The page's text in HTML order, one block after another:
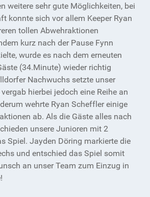
weitere sehr gute Möglichkeiten, bei
konnte sich vor allem Keeper Ryan
tollen Abwehraktionen
kurz nach der Pause Fynn
wurde es nach dem erneuten
(34.Minute) wieder richtig
Nachwuchs setzte unser
hierbei jedoch eine Reihe an
wehrte Ryan Scheffler einige
ab. Als die Gäste alles nach
unsere Junioren mit 2
Spiel. Jayden Döring markierte die
und entschied das Spiel somit
an unser Team zum Einzug in